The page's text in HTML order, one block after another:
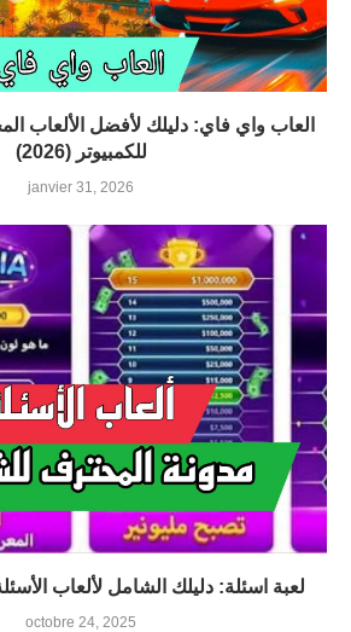
العاب واي فاي: دليلك لأفضل الألعاب
للكمبيوتر (2026)
janvier 31, 2026
لعبة اسئلة: دليلك الشامل لألعاب
octobre 24, 2025